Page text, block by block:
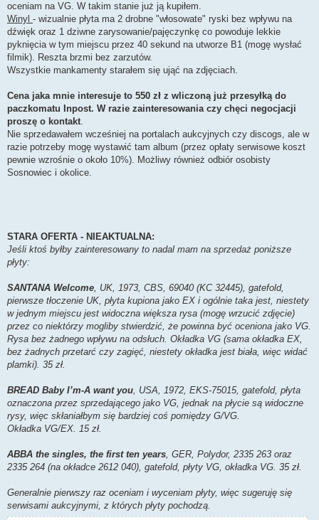
oceniam na VG. W takim stanie już ją kupiłem.
Winyl - wizualnie płyta ma 2 drobne "włosowate" ryski bez wpływu na
dźwięk oraz 1 dziwne zarysowanie/pajęczynkę co powoduje lekkie
pyknięcia w tym miejscu przez 40 sekund na utworze B1 (mogę wysłać
filmik). Reszta brzmi bez zarzutów.
Wszystkie mankamenty starałem się ująć na zdjęciach.
Cena jaka mnie interesuje to 550 zł z wliczoną już przesyłką do
paczkomatu Inpost. W razie zainteresowania czy chęci negocjacji
proszę o kontakt.
Nie sprzedawałem wcześniej na portalach aukcyjnych czy discogs, ale w
razie potrzeby mogę wystawić tam album (przez opłaty serwisowe koszt
pewnie wzrośnie o około 10%). Możliwy również odbiór osobisty
Sosnowiec i okolice.
STARA OFERTA - NIEAKTUALNA:
Jeśli ktoś byłby zainteresowany to nadal mam na sprzedaż poniższe
płyty:
SANTANA Welcome, UK, 1973, CBS, 69040 (KC 32445), gatefold,
pierwsze tłoczenie UK, płyta kupiona jako EX i ogólnie taka jest, niestety
w jednym miejscu jest widoczna większa rysa (mogę wrzucić zdjęcie)
przez co niektórzy mogliby stwierdzić, że powinna być oceniona jako VG.
Rysa bez żadnego wpływu na odsłuch. Okładka VG (sama okładka EX,
bez żadnych przetarć czy zagięć, niestety okładka jest biała, więc widać
plamki). 35 zł.
BREAD Baby I’m-A want you, USA, 1972, EKS-75015, gatefold, płyta
oznaczona przez sprzedającego jako VG, jednak na płycie są widoczne
rysy, więc skłaniałbym się bardziej coś pomiędzy G/VG.
Okładka VG/EX. 15 zł.
ABBA the singles, the first ten years, GER, Polydor, 2335 263 oraz
2335 264 (na okładce 2612 040), gatefold, płyty VG, okładka VG. 35 zł.
Generalnie pierwszy raz oceniam i wyceniam płyty, więc sugeruję się
serwisami aukcyjnymi, z których płyty pochodzą.